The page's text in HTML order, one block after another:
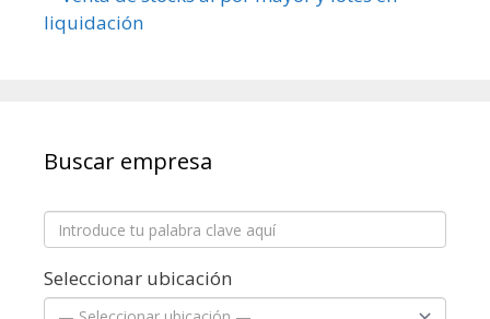
Buscar empresa
Seleccionar ubicación